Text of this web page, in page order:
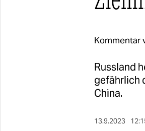
Kommentar
Russland
gefährlich
China.
13.9.2023